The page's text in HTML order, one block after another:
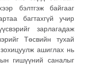
бэлтгэж байгааг
багтахгүй учир
зарлагадаж
Төсвийн тухай
ашиглах нь
гишүүний саналыг